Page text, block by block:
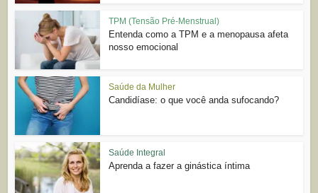
TPM (Tensão Pré-Menstrual)
Entenda como a TPM e a menopausa afeta
nosso emocional
Saúde da Mulher
Candidíase: o que você anda sufocando?
Saúde Integral
Aprenda a fazer a ginástica íntima